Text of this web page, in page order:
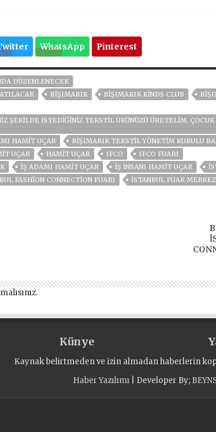
WhatsApp Pinterest
DÜZENLENECEK
BIŞIMARIK BIŞIMARIK KINDS CLUB
ŞEKILDE ISTEDIĞINIZ TEKSTIL ÜRÜNÜZÜ ÜRETELIM.
HAMIT UÇAR
BIŞIMARIK TEKSTIL YÖNETIM KURULU
UÇAR HAMIT UÇAR IFCO
IFCO FUARI
İŞ ADAMI HAMIT UÇAR IŞ INSANI HAMIT UÇAR
FASHION CONNECTION FUARI İSTANBUL FUAR
.
Künye
Kaynak belirtmeden ve izin almadan haberlerin
Haber Yazılımı | Developer By;